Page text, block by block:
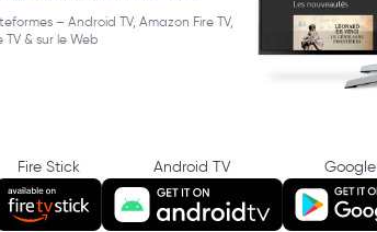
– Android TV, Amazon Fire TV,
TV & sur le Web
Fire Stick Android TV